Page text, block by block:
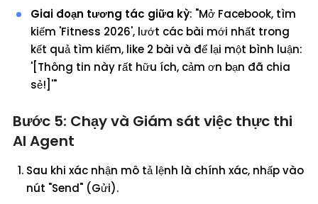
Giai đoạn tương tác giữa kỳ: "Mở Facebook, tìm
kiếm 'Fitness 2026', lướt các bài mới nhất trong
kết quả tìm kiếm, like 2 bài và để lại một bình luận:
'[Thông tin này rất hữu ích, cảm ơn bạn đã chia
sẻ!]'"
Bước 5: Chạy và Giám sát việc thực thi
AI Agent
Sau khi xác nhận mô tả lệnh là chính xác, nhấp vào
nút "Send" (Gửi).